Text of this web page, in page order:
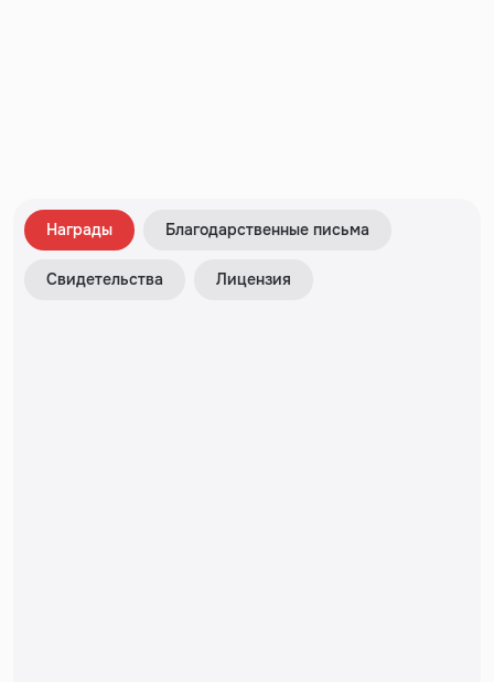
Награды Благодарственные письма
Свидетельства Лицензия